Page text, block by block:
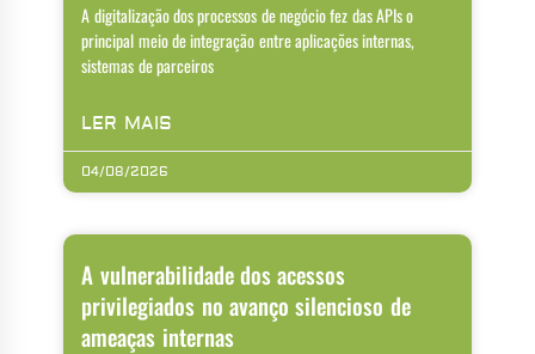
A digitalização dos processos de negócio fez das APIs o
principal meio de integração entre aplicações internas,
sistemas de parceiros
LER MAIS
04/08/2026
A vulnerabilidade dos acessos
privilegiados no avanço silencioso de
ameaças internas